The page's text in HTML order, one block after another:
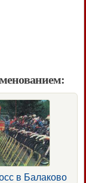
в Балаково